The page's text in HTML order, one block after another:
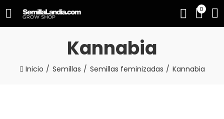
0
Kannabia
Inicio Semillas Semillas feminizadas Kannabia